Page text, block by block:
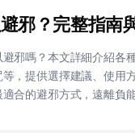
邪？完整指南
邪嗎？本文詳細介紹各
，提供選擇建議、使用
合的避邪方式，遠離負能